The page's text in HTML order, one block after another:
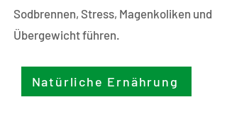
Sodbrennen, Stress, Magenkoliken und
Übergewicht führen.
Natürliche Ernährung